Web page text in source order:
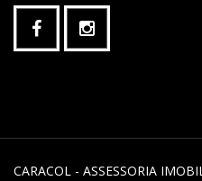
CARACOL - ASSESSORIA